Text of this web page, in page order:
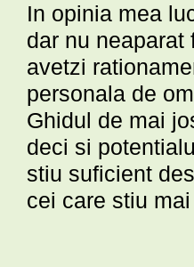
In opinia mea
dar nu
avetzi
personala de
Ghidul de mai
deci si
stiu suficient
cei care stiu